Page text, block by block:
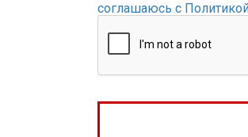
соглашаюсь с